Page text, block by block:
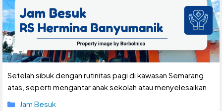
Setelah sibuk dengan rutinitas pagi di kawasan Semarang
atas, seperti mengantar anak sekolah atau menyelesaikan
Kategori
Jam Besuk